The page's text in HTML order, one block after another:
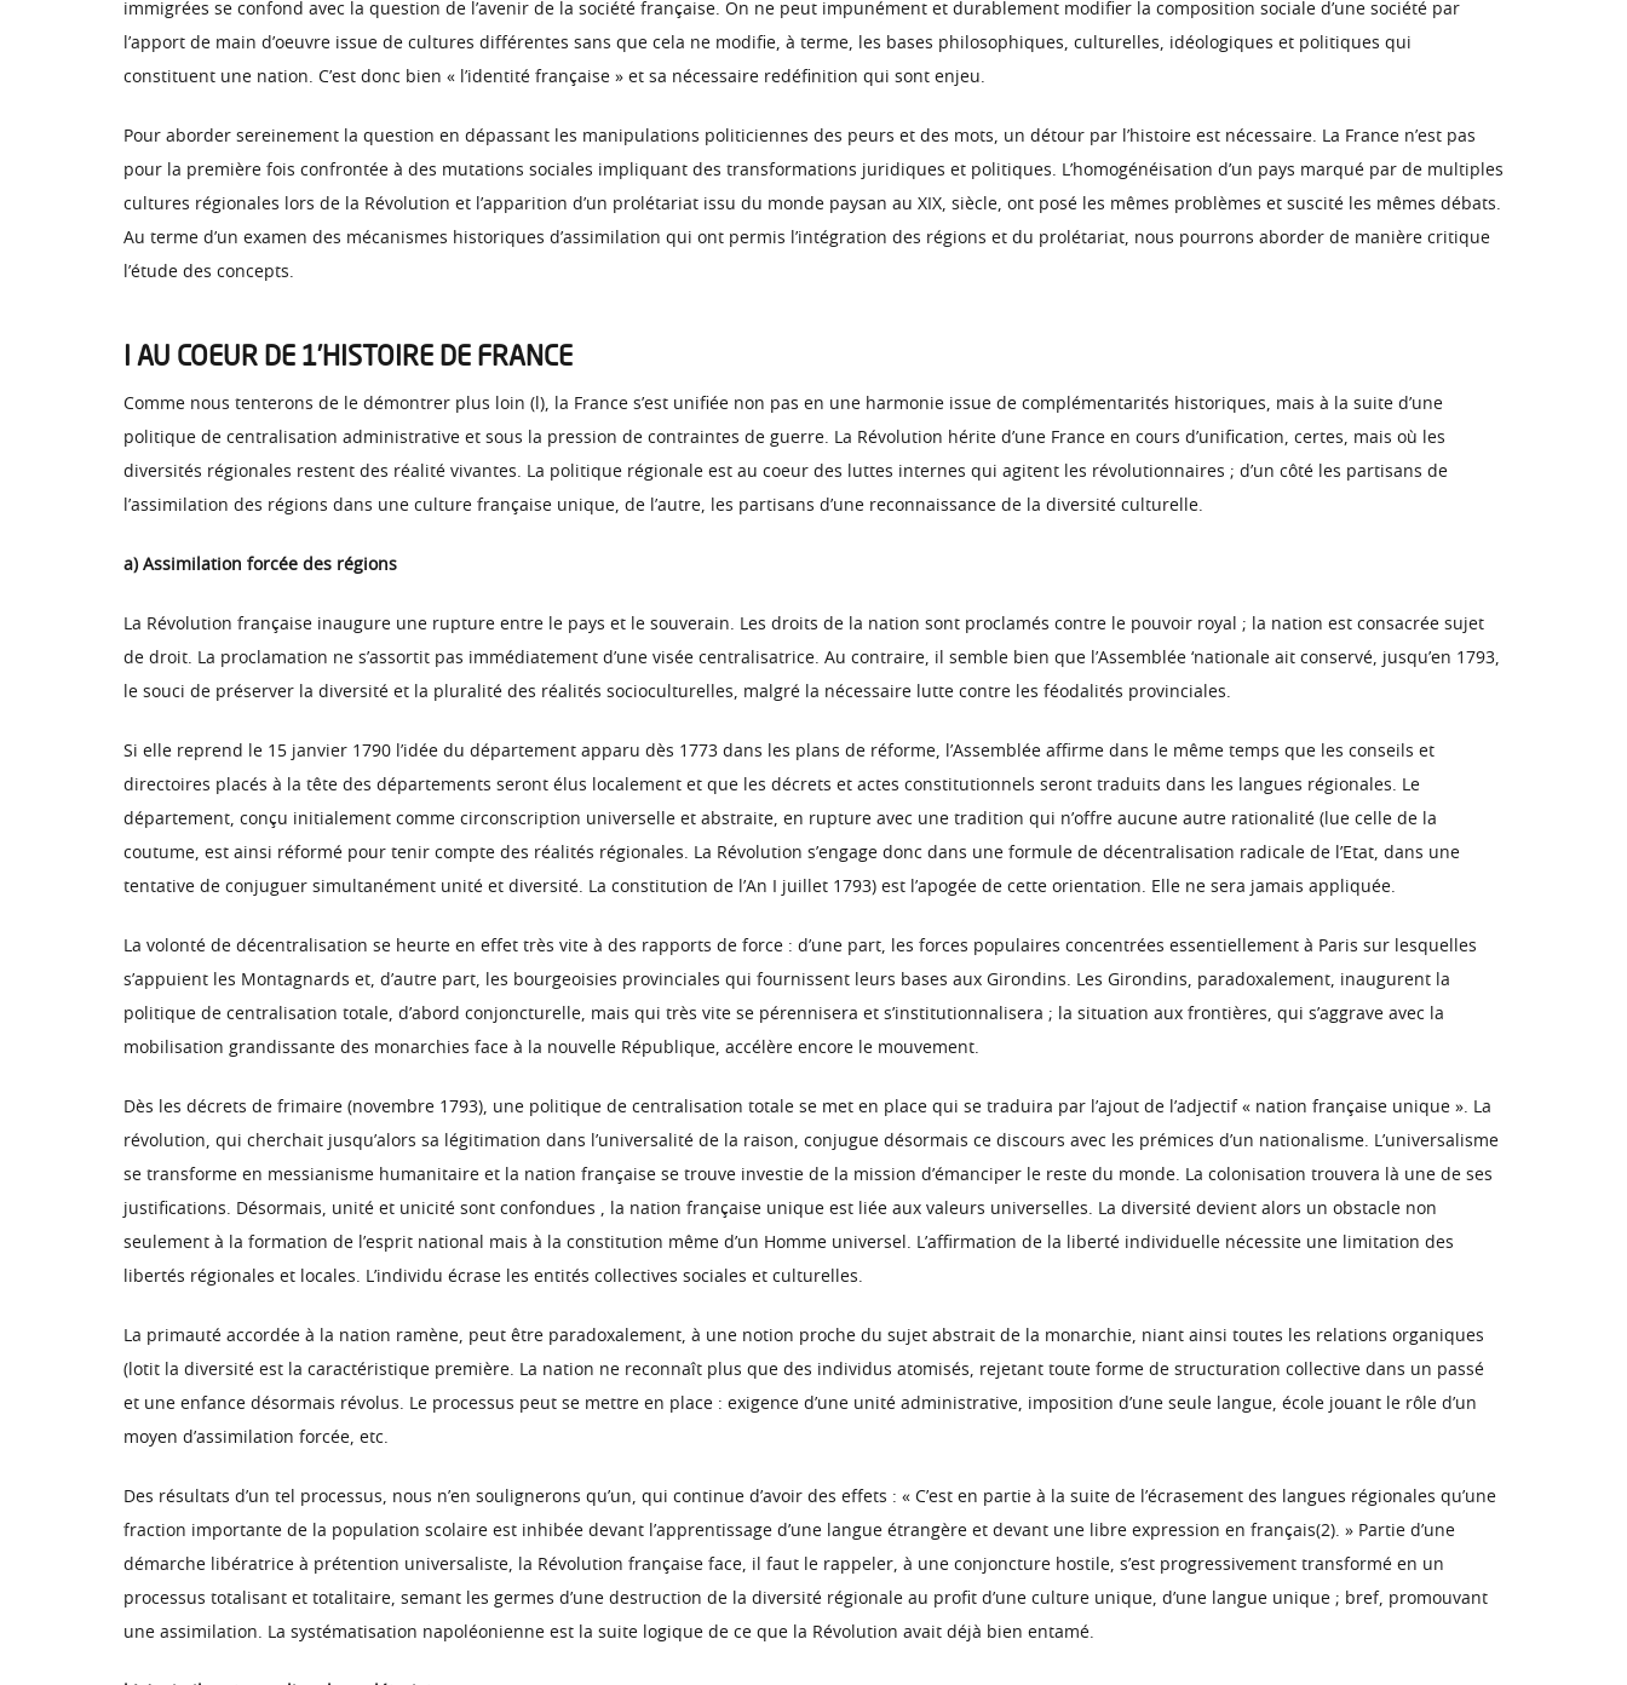
immigrées se confond avec la question de l’avenir de la société française. On ne peut impunément et durablement modifier la composition sociale d’une société par
l’apport de main d’oeuvre issue de cultures différentes sans que cela ne modifie, à terme, les bases philosophiques, culturelles, idéologiques et politiques qui
constituent une nation. C’est donc bien « l’identité française » et sa nécessaire redéfinition qui sont enjeu.
Pour aborder sereinement la question en dépassant les manipulations politiciennes des peurs et des mots, un détour par l’histoire est nécessaire. La France n’est pas
pour la première fois confrontée à des mutations sociales impliquant des transformations juridiques et politiques. L’homogénéisation d’un pays marqué par de multiples
cultures régionales lors de la Révolution et l’apparition d’un prolétariat issu du monde paysan au XIX, siècle, ont posé les mêmes problèmes et suscité les mêmes débats.
Au terme d’un examen des mécanismes historiques d’assimilation qui ont permis l’intégration des régions et du prolétariat, nous pourrons aborder de manière critique
l’étude des concepts.
I AU COEUR DE 1’HISTOIRE DE FRANCE
Comme nous tenterons de le démontrer plus loin (l), la France s’est unifiée non pas en une harmonie issue de complémentarités historiques, mais à la suite d’une
politique de centralisation administrative et sous la pression de contraintes de guerre. La Révolution hérite d’une France en cours d’unification, certes, mais où les
diversités régionales restent des réalité vivantes. La politique régionale est au coeur des luttes internes qui agitent les révolutionnaires ; d’un côté les partisans de
l’assimilation des régions dans une culture française unique, de l’autre, les partisans d’une reconnaissance de la diversité culturelle.
a) Assimilation forcée des régions
La Révolution française inaugure une rupture entre le pays et le souverain. Les droits de la nation sont proclamés contre le pouvoir royal ; la nation est consacrée sujet
de droit. La proclamation ne s’assortit pas immédiatement d’une visée centralisatrice. Au contraire, il semble bien que l’Assemblée ‘nationale ait conservé, jusqu’en 1793,
le souci de préserver la diversité et la pluralité des réalités socioculturelles, malgré la nécessaire lutte contre les féodalités provinciales.
Si elle reprend le 15 janvier 1790 l’idée du département apparu dès 1773 dans les plans de réforme, l’Assemblée affirme dans le même temps que les conseils et
directoires placés à la tête des départements seront élus localement et que les décrets et actes constitutionnels seront traduits dans les langues régionales. Le
département, conçu initialement comme circonscription universelle et abstraite, en rupture avec une tradition qui n’offre aucune autre rationalité (lue celle de la
coutume, est ainsi réformé pour tenir compte des réalités régionales. La Révolution s’engage donc dans une formule de décentralisation radicale de l’Etat, dans une
tentative de conjuguer simultanément unité et diversité. La constitution de l’An I juillet 1793) est l’apogée de cette orientation. Elle ne sera jamais appliquée.
La volonté de décentralisation se heurte en effet très vite à des rapports de force : d’une part, les forces populaires concentrées essentiellement à Paris sur lesquelles
s’appuient les Montagnards et, d’autre part, les bourgeoisies provinciales qui fournissent leurs bases aux Girondins. Les Girondins, paradoxalement, inaugurent la
politique de centralisation totale, d’abord conjoncturelle, mais qui très vite se pérennisera et s’institutionnalisera ; la situation aux frontières, qui s’aggrave avec la
mobilisation grandissante des monarchies face à la nouvelle République, accélère encore le mouvement.
Dès les décrets de frimaire (novembre 1793), une politique de centralisation totale se met en place qui se traduira par l’ajout de l’adjectif « nation française unique ». La
révolution, qui cherchait jusqu’alors sa légitimation dans l’universalité de la raison, conjugue désormais ce discours avec les prémices d’un nationalisme. L’universalisme
se transforme en messianisme humanitaire et la nation française se trouve investie de la mission d’émanciper le reste du monde. La colonisation trouvera là une de ses
justifications. Désormais, unité et unicité sont confondues , la nation française unique est liée aux valeurs universelles. La diversité devient alors un obstacle non
seulement à la formation de l’esprit national mais à la constitution même d’un Homme universel. L’affirmation de la liberté individuelle nécessite une limitation des
libertés régionales et locales. L’individu écrase les entités collectives sociales et culturelles.
La primauté accordée à la nation ramène, peut être paradoxalement, à une notion proche du sujet abstrait de la monarchie, niant ainsi toutes les relations organiques
(lotit la diversité est la caractéristique première. La nation ne reconnaît plus que des individus atomisés, rejetant toute forme de structuration collective dans un passé
et une enfance désormais révolus. Le processus peut se mettre en place : exigence d’une unité administrative, imposition d’une seule langue, école jouant le rôle d’un
moyen d’assimilation forcée, etc.
Des résultats d’un tel processus, nous n’en soulignerons qu’un, qui continue d’avoir des effets : « C’est en partie à la suite de l’écrasement des langues régionales qu’une
fraction importante de la population scolaire est inhibée devant l’apprentissage d’une langue étrangère et devant une libre expression en français(2). » Partie d’une
démarche libératrice à prétention universaliste, la Révolution française face, il faut le rappeler, à une conjoncture hostile, s’est progressivement transformé en un
processus totalisant et totalitaire, semant les germes d’une destruction de la diversité régionale au profit d’une culture unique, d’une langue unique ; bref, promouvant
une assimilation. La systématisation napoléonienne est la suite logique de ce que la Révolution avait déjà bien entamé.